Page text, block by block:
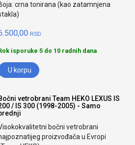
crna tonirana (kao zatamnjena
RSD.
isporuke 5 do 10 radnih dana
U korpu
vetrobrani Team HEKO LEXUS IS
/ IS 300 (1998-2005) - Samo
bočni vetrobrani
proizvođača u Evropi